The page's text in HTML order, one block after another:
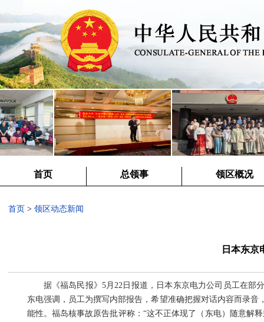
首页 总领事 领区概况
首页 > 领区动态新闻
日本东京
据《福岛民报》5月22日报道，日本东京电力公司员工在部
东电强调，员工为撰写内部报告，希望准确把握对话内容而录
能性。福岛核事故原告批评称：“这不正体现了（东电）随意解